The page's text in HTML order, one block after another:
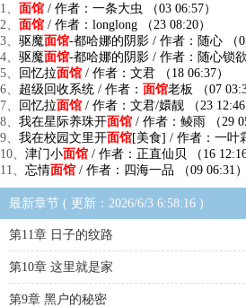
1、 面馆 / 作者：一条大虫 （03 06:57）
2、 面馆 / 作者：longlong （23 08:20）
3、 驱魔面馆-都哈娜的阴影 / 作者：随心 （
4、 驱魔面馆-都哈娜的阴影 / 作者：随心锁欲
5、
回忆拉面馆 / 作者：文君 （18 06:37）
6、 超级回收系统 / 作者： 面馆老板 （07
7、
回忆拉面馆 / 作者：文君/嬛靓 （23 12:46
8、 我在星际养珠开面馆 / 作者：鲮雨 （29
9、 我在校园文里开面馆[美食] / 作者：一叶
10、 津门小面馆 / 作者：正直仙贝 （16 12:16
11、 忘情面馆 / 作者：四海一品 （09 06:31）
最新章节 ( 更新：2026/6/3 6:58:16 )
第11章 日子的纹路
第10章 这里就是家
第9章 黑户的秘密